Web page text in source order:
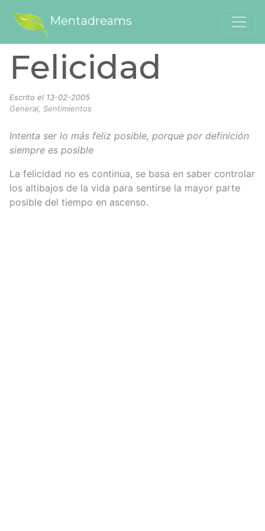
Mentadreams
Felicidad
Escrito el 13-02-2005
General, Sentimientos
Intenta ser lo más feliz posible, porque por definición
siempre es posible
La felicidad no es continua, se basa en saber controlar
los altibajos de la vida para sentirse la mayor parte
posible del tiempo en ascenso.